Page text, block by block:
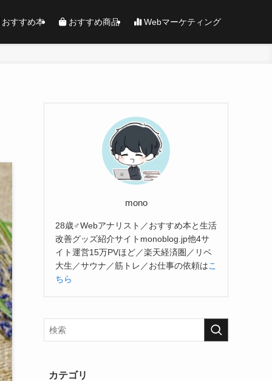
おすすめ本 おすすめ商品 Webマーケティング
mono
28歳♂Webアナリスト／おすすめ本と生活
改善グッズ紹介サイトmonoblog.jp他4サ
イト運営15万PVほど／楽天経済圏／リベ
大生／サウナ／筋トレ／お仕事の依頼はこ
ちら
カテゴリ